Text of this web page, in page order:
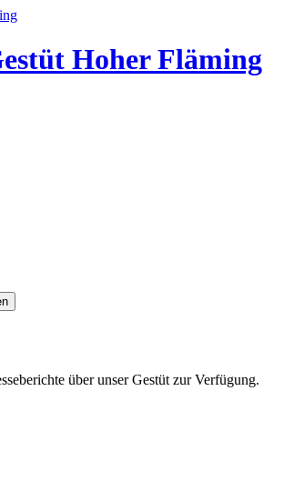
Hoher Fläming
über unser Gestüt zur Verfügung.